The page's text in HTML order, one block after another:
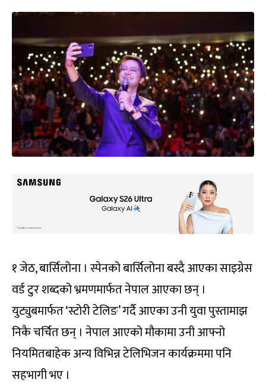
१ जेठ, बार्सिलोना । स्पेनको बार्सिलोना बस्दै आएका साइग्रेस
वर्ड टुर शब्दको भ्रमणमार्फत नेपाल आएका छन् ।
युट्युबमार्फत ‘स्टोरी टेलिङ’ गर्दै आएका उनी युवा पुस्तामाझ
निकै चर्चित छन् । नेपाल आएको मौकामा उनी आफ्नो
नियमितबाहेक अन्य विभिन्न टेलिभिजन कार्यक्रममा पनि
सहभागी भए ।